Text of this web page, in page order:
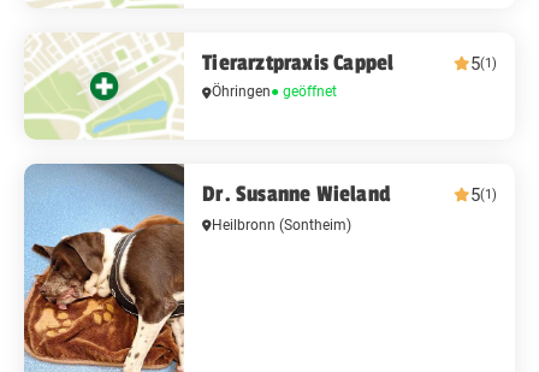
Tierarztpraxis Cappel 5(1)
Öhringen● geöffnet
Dr. Susanne Wieland 5(1)
Heilbronn(Sontheim)